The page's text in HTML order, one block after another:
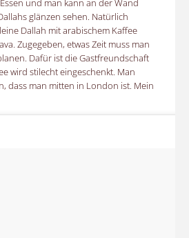
und man kann an der Wand
glänzen sehen. Natürlich
Dallah mit arabischem Kaffee
Zugegeben, etwas Zeit muss man
Dafür ist die Gastfreundschaft
wird stilecht eingeschenkt. Man
dass man mitten in London ist. Mein